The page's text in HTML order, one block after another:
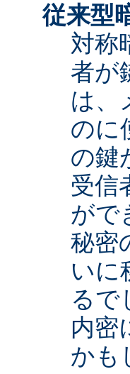
従来型
対称
者が
は、
のに
の鍵
受信
がで
秘密
いに
るで
内密
かも